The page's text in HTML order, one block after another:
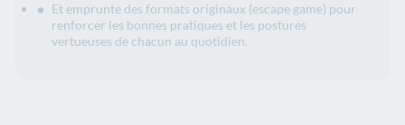
Et emprunte des formats originaux (escape game) pour
renforcer les bonnes pratiques et les postures
vertueuses de chacun au quotidien.